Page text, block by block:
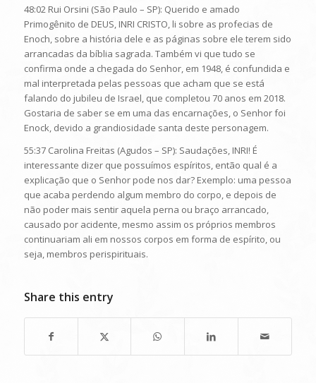
48:02 Rui Orsini (São Paulo – SP): Querido e amado
Primogênito de DEUS, INRI CRISTO, li sobre as profecias de
Enoch, sobre a história dele e as páginas sobre ele terem sido
arrancadas da bíblia sagrada. Também vi que tudo se
confirma onde a chegada do Senhor, em 1948, é confundida e
mal interpretada pelas pessoas que acham que se está
falando do jubileu de Israel, que completou 70 anos em 2018.
Gostaria de saber se em uma das encarnações, o Senhor foi
Enock, devido a grandiosidade santa deste personagem.
55:37 Carolina Freitas (Agudos – SP): Saudações, INRI! É
interessante dizer que possuímos espíritos, então qual é a
explicação que o Senhor pode nos dar? Exemplo: uma pessoa
que acaba perdendo algum membro do corpo, e depois de
não poder mais sentir aquela perna ou braço arrancado,
causado por acidente, mesmo assim os próprios membros
continuariam ali em nossos corpos em forma de espírito, ou
seja, membros perispirituais.
Share this entry